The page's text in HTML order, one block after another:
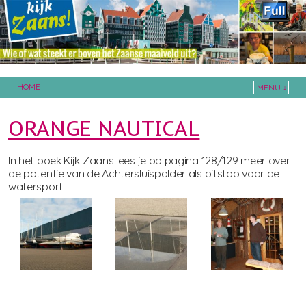
HOME
MENU ↓
ORANGE NAUTICAL
In het boek Kijk Zaans lees je op pagina 128/129 meer over
de potentie van de Achtersluispolder als pitstop voor de
watersport.